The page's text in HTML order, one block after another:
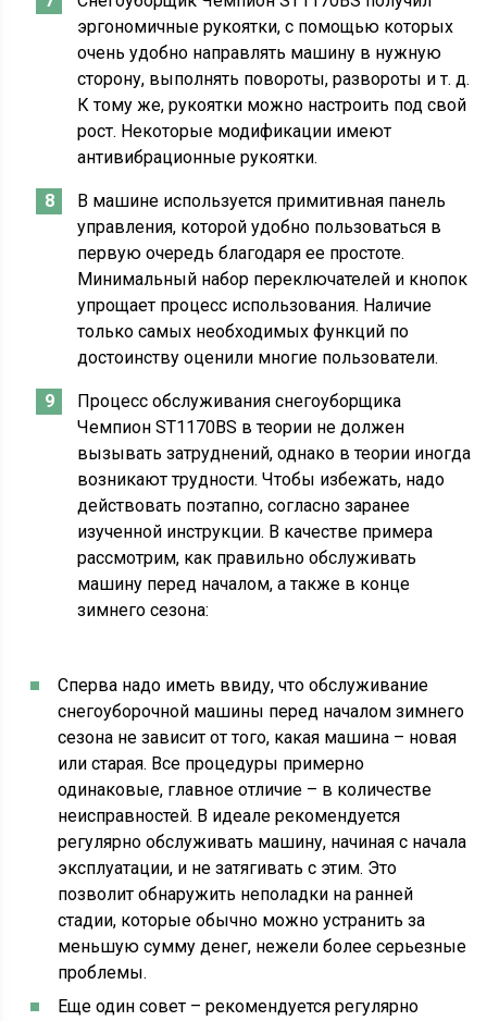
эргономичные рукоятки, с помощью которых
очень удобно направлять машину в нужную
сторону, выполнять повороты, развороты и т. д.
К тому же, рукоятки можно настроить под свой
рост. Некоторые модификации имеют
антивибрационные рукоятки.
В машине используется примитивная панель
управления, которой удобно пользоваться в
первую очередь благодаря ее простоте.
Минимальный набор переключателей и кнопок
упрощает процесс использования. Наличие
только самых необходимых функций по
достоинству оценили многие пользователи.
Процесс обслуживания снегоуборщика
Чемпион ST1170BS в теории не должен
вызывать затруднений, однако в теории иногда
возникают трудности. Чтобы избежать, надо
действовать поэтапно, согласно заранее
изученной инструкции. В качестве примера
рассмотрим, как правильно обслуживать
машину перед началом, а также в конце
зимнего сезона:
Сперва надо иметь ввиду, что обслуживание
снегоуборочной машины перед началом зимнего
сезона не зависит от того, какая машина – новая
или старая. Все процедуры примерно
одинаковые, главное отличие – в количестве
неисправностей. В идеале рекомендуется
регулярно обслуживать машину, начиная с начала
эксплуатации, и не затягивать с этим. Это
позволит обнаружить неполадки на ранней
стадии, которые обычно можно устранить за
меньшую сумму денег, нежели более серьезные
проблемы.
Еще один совет – рекомендуется регулярно